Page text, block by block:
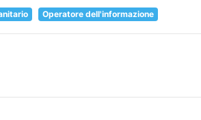
Operatore dell'informazione